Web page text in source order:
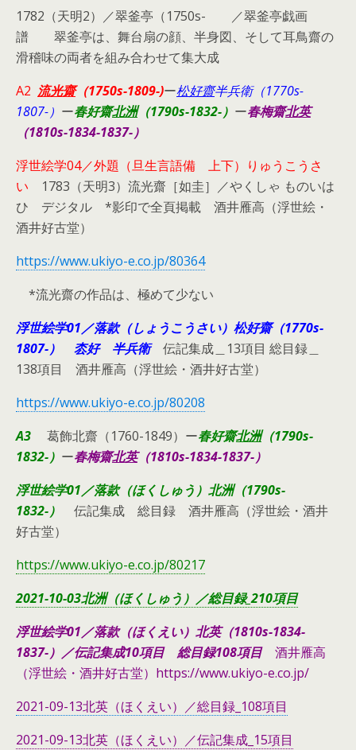
1782（天明2）／翠釜亭（1750s- ／翠釜亭戯画
譜 翠釜亭は、舞台扇の顔、半身図、そして耳鳥齋の
滑稽味の両者を組み合わせて集大成
A2 流光齋（1750s-1809-)ー松好齋半兵衛（1770s-
1807-） ー春好齋北洲（1790s-1832-） ー春梅齋北英
（1810s-1834-1837-）
浮世絵学04／外題（旦生言語備 上下）りゅうこうさ
い 1783（天明3）流光齋［如圭］／やくしゃ ものいは
ひ デジタル *影印で全頁掲載 酒井雁高（浮世絵・
酒井好古堂）
https://www.ukiyo-e.co.jp/80364
*流光齋の作品は、極めて少ない
浮世絵学01／落款（しょうこうさい）松好齋（1770s-
1807-） 枩好 半兵衛伝記集成＿13項目 総目録＿
138項目 酒井雁高（浮世絵・酒井好古堂）
https://www.ukiyo-e.co.jp/80208
A3
葛飾北齋（1760-1849）ー春好齋北洲（1790s-
1832-） ー春梅齋北英（1810s-1834-1837-）
浮世絵学01／落款（ほくしゅう）北洲（1790s-
1832-）
伝記集成 総目録 酒井雁高（浮世絵・酒井
好古堂）
https://www.ukiyo-e.co.jp/80217
2021-10-03北洲（ほくしゅう）／総目録_210項目
浮世絵学01／落款（ほくえい）北英（1810s-1834-
1837-）／伝記集成10項目 総目録108項目酒井雁高
（浮世絵・酒井好古堂）https://www.ukiyo-e.co.jp/
2021-09-13北英（ほくえい）／総目録_108項目
2021-09-13北英（ほくえい）／伝記集成_15項目